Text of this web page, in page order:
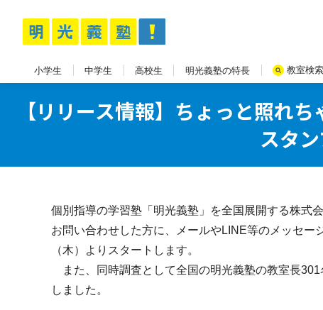
高校生
中学生
小学生 明光義塾の特長 教室検索
【リリース情報】ちょっと照れ
スタ
個別指導の学習塾「明光義塾」を全国展開する株式
お問い合わせした方に、メールやLINE等のメッセー
（木）よりスタートします。
また、同時調査として全国の明光義塾の教室長
しました。